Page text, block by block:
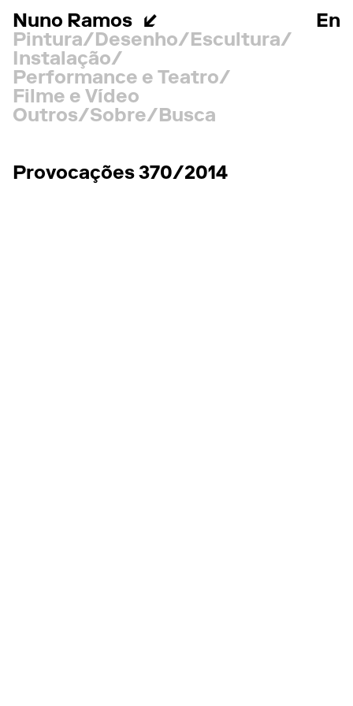
Nuno Ramos
En
Pintura
Desenho
Escultura
Instalação
Performance e Teatro
Filme e Vídeo
Outros
Sobre Busca
Provocações 370/2014